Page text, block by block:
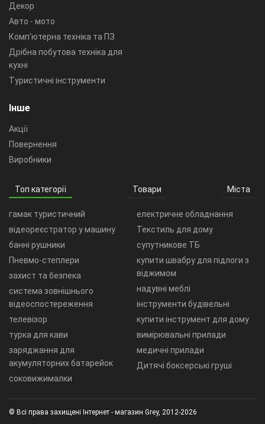
Декор
Авто - мото
Комп'ютерна техніка та ПЗ
Дрібна побутова техніка для
кухні
Туристичні інструменти
Інше
Акції
Повернення
Виробники
Топ категорії Товари Міста
гамак туристичний
відеореєстратор у машину
банні рушники
Пневмо-степлери
захист та безпека
система зовнішнього
відеоспостереження
телевізор
турка для кави
заряджання для
акумуляторних батарейок
соковижималки
електричне обладнання
Текстиль для дому
супутникове ТБ
купити швабру для підлоги з
віджимом
надувні меблі
інструменти будівельні
купити інструмент для дому
вимірювальні прилади
медичні прилади
Дитячі боксерські груші
© Всі права захищені Інтернет - магазин Grey, 2012-2026